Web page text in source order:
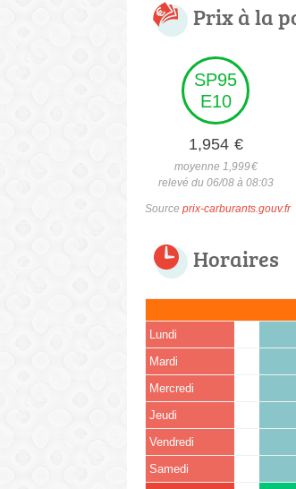
Prix à la
SP95
E10
1,954 €
moyenne 1,999€
relevé du 06/08 à 08:03
Source prix-carburants.gouv.fr
Horaires
Lundi
Mardi
Mercredi
Jeudi
Vendredi
Samedi